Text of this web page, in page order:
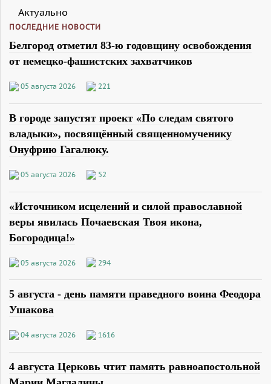
Актуально
ПОСЛЕДНИЕ НОВОСТИ
Белгород отметил 83-ю годовщину освобождения
от немецко-фашистских захватчиков
05 августа 2026 221
В городе запустят проект «По следам святого
владыки», посвящённый священномученику
Онуфрию Гагалюку.
05 августа 2026 52
«Источником исцелений и силой православной
веры явилась Почаевская Твоя икона,
Богородица!»
05 августа 2026 294
5 августа - день памяти праведного воина Феодора
Ушакова
04 августа 2026 1616
4 августа Церковь чтит память равноапостольной